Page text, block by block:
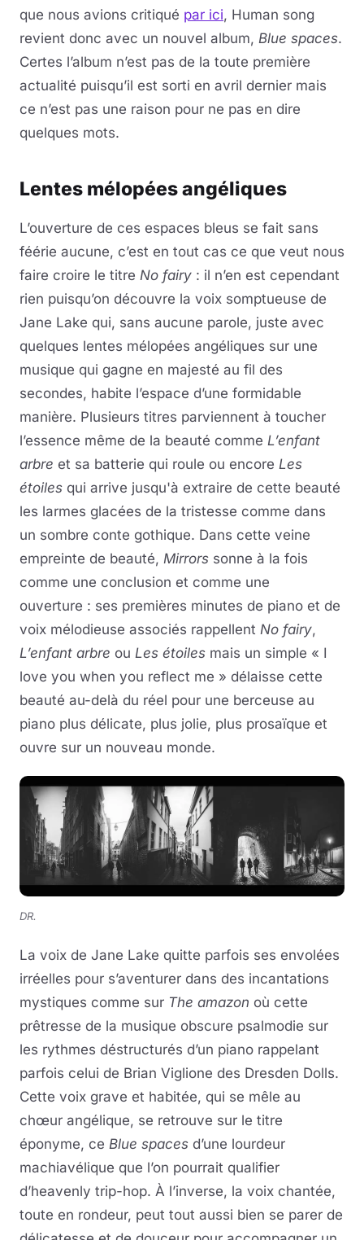
que nous avions critiqué par ici, Human song
revient donc avec un nouvel album, Blue spaces.
Certes l’album n’est pas de la toute première
actualité puisqu’il est sorti en avril dernier mais
ce n’est pas une raison pour ne pas en dire
quelques mots.
Lentes mélopées angéliques
L’ouverture de ces espaces bleus se fait sans
féérie aucune, c’est en tout cas ce que veut nous
faire croire le titre No fairy : il n’en est cependant
rien puisqu’on découvre la voix somptueuse de
Jane Lake qui, sans aucune parole, juste avec
quelques lentes mélopées angéliques sur une
musique qui gagne en majesté au fil des
secondes, habite l’espace d’une formidable
manière. Plusieurs titres parviennent à toucher
l’essence même de la beauté comme L’enfant
arbre et sa batterie qui roule ou encore Les
étoiles qui arrive jusqu'à extraire de cette beauté
les larmes glacées de la tristesse comme dans
un sombre conte gothique. Dans cette veine
empreinte de beauté, Mirrors sonne à la fois
comme une conclusion et comme une
ouverture : ses premières minutes de piano et de
voix mélodieuse associés rappellent No fairy,
L’enfant arbre ou Les étoiles mais un simple « I
love you when you reflect me » délaisse cette
beauté au-delà du réel pour une berceuse au
piano plus délicate, plus jolie, plus prosaïque et
ouvre sur un nouveau monde.
DR.
La voix de Jane Lake quitte parfois ses envolées
irréelles pour s’aventurer dans des incantations
mystiques comme sur The amazon où cette
prêtresse de la musique obscure psalmodie sur
les rythmes déstructurés d’un piano rappelant
parfois celui de Brian Viglione des Dresden Dolls.
Cette voix grave et habitée, qui se mêle au
chœur angélique, se retrouve sur le titre
éponyme, ce Blue spaces d’une lourdeur
machiavélique que l’on pourrait qualifier
d’heavenly trip-hop. À l’inverse, la voix chantée,
toute en rondeur, peut tout aussi bien se parer de